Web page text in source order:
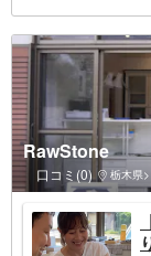
RawStone
口コミ(0) 栃木県